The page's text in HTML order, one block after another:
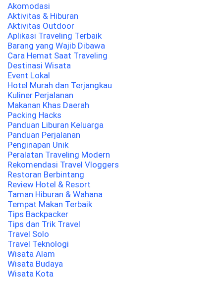
Akomodasi
Aktivitas & Hiburan
Aktivitas Outdoor
Aplikasi Traveling Terbaik
Barang yang Wajib Dibawa
Cara Hemat Saat Traveling
Destinasi Wisata
Event Lokal
Hotel Murah dan Terjangkau
Kuliner Perjalanan
Makanan Khas Daerah
Packing Hacks
Panduan Liburan Keluarga
Panduan Perjalanan
Penginapan Unik
Peralatan Traveling Modern
Rekomendasi Travel Vloggers
Restoran Berbintang
Review Hotel & Resort
Taman Hiburan & Wahana
Tempat Makan Terbaik
Tips Backpacker
Tips dan Trik Travel
Travel Solo
Travel Teknologi
Wisata Alam
Wisata Budaya
Wisata Kota